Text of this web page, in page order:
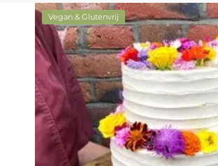
Vegan & Glutenvrij